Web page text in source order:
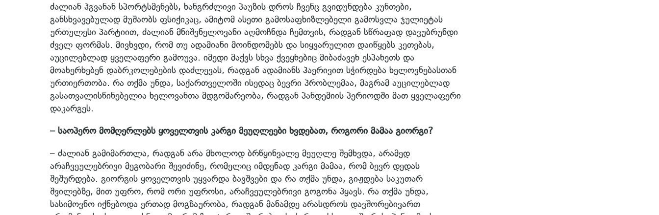
ძალიან ჰგვანან სპორტსმენებს, ხანგრძლივი პაუზის დროს ჩვენც გვიდუნდება კუნთები,
განსხვავებულად მუშაობს ფსიქიკაც, ამიტომ ასეთი გამოსაფხიზლებელი გამოსვლა ჯულიეტას
ურთულესი პარტიით, ძალიან მნიშვნელოვანი აღმოჩნდა ჩემთვის, რადგან სწრაფად დავუბრუნდი
ძველ ფორმას. მივხვდი, რომ თუ ადამიანი მოინდომებს და სიყვარულით დაიწყებს კეთებას,
აუცილებლად ყველაფერი გამოუვა. იმედი მაქვს სხვა ქვეყნებიც მიბაძავენ ესპანეთს და
მოახერხებენ დაბრკოლებების დაძლევას, რადგან ადამიანს ჰაერივით სჭირდება ხელოვნებასთან
ურთიერთობა. რა თქმა უნდა, საქართველოში ისედაც ბევრი პრობლემაა, მაგრამ აუცილებლად
გასათვალისწინებელია ხელოვანთა მდგომარეობა, რადგან პანდემიის პერიოდში მათ ყველაფერი
დაკარგეს.
– საოპერო მომღერლებს ყოველთვის კარგი მეუღლეები ხვდებათ, როგორი მამაა გიორგი?
– ძალიან გამიმართლა, რადგან არა მხოლოდ ბრწყინვალე მეუღლე შემხვდა, არამედ
არაჩვეულებრივი მეგობარი შევიძინე, რომელიც იმდენად კარგი მამაა, რომ ბევრ დედას
შეშურდება. გიორგის ყოველთვის უყვარდა ბავშვები და რა თქმა უნდა, გიჟდება საკუთარ
შვილებზე, მით უფრო, რომ ორი უფროსი, არაჩვეულებრივი გოგონა ჰყავს. რა თქმა უნდა,
სასიმოვნო იქნებოდა ერთად მოგზაურობა, რადგან მანამდე არასდროს დავშორებივართ